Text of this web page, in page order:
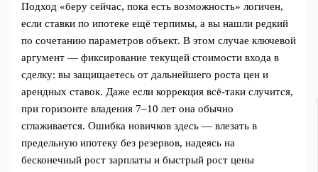
Подход «беру сейчас, пока есть возможность» логичен,
если ставки по ипотеке ещё терпимы, а вы нашли редкий
по сочетанию параметров объект. В этом случае ключевой
аргумент — фиксирование текущей стоимости входа в
сделку: вы защищаетесь от дальнейшего роста цен и
арендных ставок. Даже если коррекция всё-таки случится,
при горизонте владения 7–10 лет она обычно
сглаживается. Ошибка новичков здесь — влезать в
предельную ипотеку без резервов, надеясь на
бесконечный рост зарплаты и быстрый рост цены